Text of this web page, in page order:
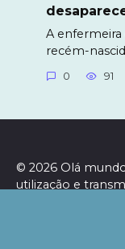
A
recém-
0 91
© 2026 Olá
utilização e